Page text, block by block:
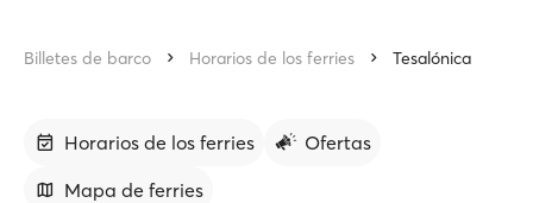
Billetes de barco Horarios de los ferries Tesalónica
Horarios de los ferries
Ofertas
Mapa de ferries